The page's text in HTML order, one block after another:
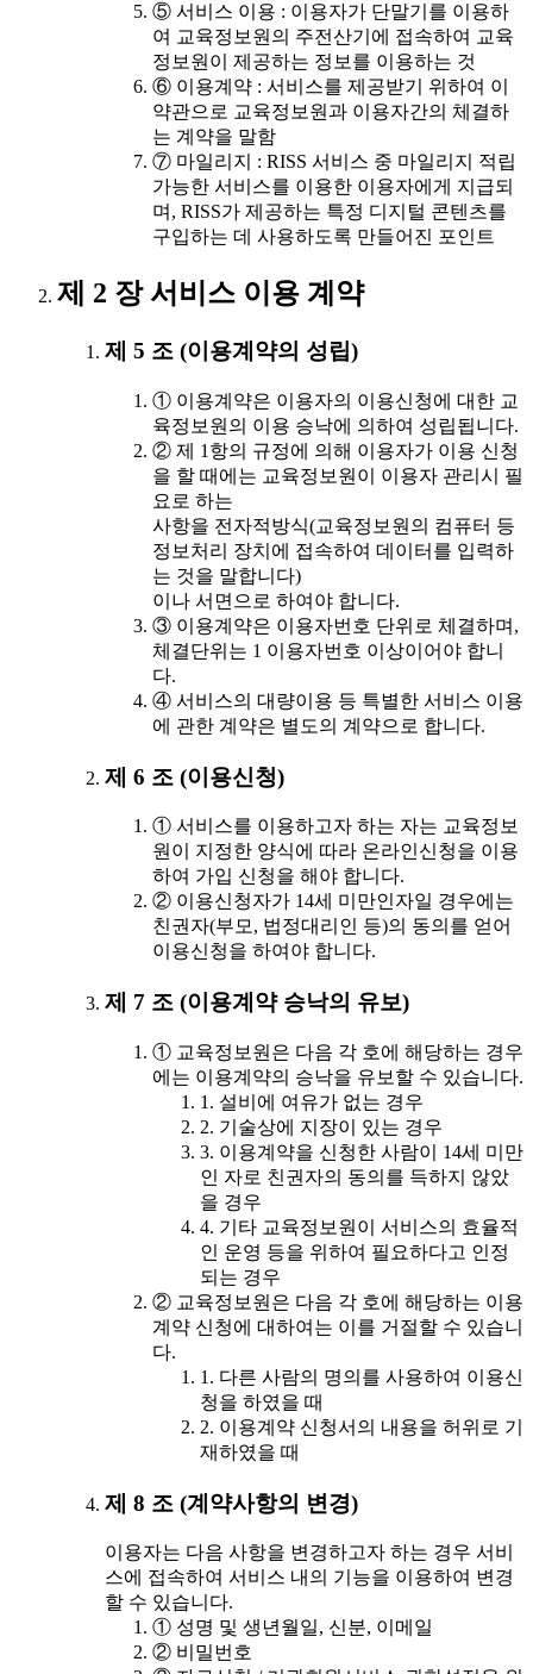
⑤ 서비스 이용 : 이용자가 단말기를 이용하
여 교육정보원의 주전산기에 접속하여 교육
정보원이 제공하는 정보를 이용하는 것
⑥ 이용계약 : 서비스를 제공받기 위하여 이
약관으로 교육정보원과 이용자간의 체결하
는 계약을 말함
⑦ 마일리지 : RISS 서비스 중 마일리지 적립
가능한 서비스를 이용한 이용자에게 지급되
며, RISS가 제공하는 특정 디지털 콘텐츠를
구입하는 데 사용하도록 만들어진 포인트
제 2 장 서비스 이용 계약
제 5 조 (이용계약의 성립)
① 이용계약은 이용자의 이용신청에 대한 교
육정보원의 이용 승낙에 의하여 성립됩니다.
② 제 1항의 규정에 의해 이용자가 이용 신청
을 할 때에는 교육정보원이 이용자 관리시 필
요로 하는
사항을 전자적방식(교육정보원의 컴퓨터 등
정보처리 장치에 접속하여 데이터를 입력하
는 것을 말합니다)
이나 서면으로 하여야 합니다.
③ 이용계약은 이용자번호 단위로 체결하며,
체결단위는 1 이용자번호 이상이어야 합니
다.
④ 서비스의 대량이용 등 특별한 서비스 이용
에 관한 계약은 별도의 계약으로 합니다.
제 6 조 (이용신청)
① 서비스를 이용하고자 하는 자는 교육정보
원이 지정한 양식에 따라 온라인신청을 이용
하여 가입 신청을 해야 합니다.
② 이용신청자가 14세 미만인자일 경우에는
친권자(부모, 법정대리인 등)의 동의를 얻어
이용신청을 하여야 합니다.
제 7 조 (이용계약 승낙의 유보)
① 교육정보원은 다음 각 호에 해당하는 경우
에는 이용계약의 승낙을 유보할 수 있습니다.
1. 설비에 여유가 없는 경우
2. 기술상에 지장이 있는 경우
3. 이용계약을 신청한 사람이 14세 미만
인 자로 친권자의 동의를 득하지 않았
을 경우
4. 기타 교육정보원이 서비스의 효율적
인 운영 등을 위하여 필요하다고 인정
되는 경우
② 교육정보원은 다음 각 호에 해당하는 이용
계약 신청에 대하여는 이를 거절할 수 있습니
다.
1. 다른 사람의 명의를 사용하여 이용신
청을 하였을 때
2. 이용계약 신청서의 내용을 허위로 기
재하였을 때
제 8 조 (계약사항의 변경)
이용자는 다음 사항을 변경하고자 하는 경우 서비
스에 접속하여 서비스 내의 기능을 이용하여 변경
할 수 있습니다.
① 성명 및 생년월일, 신분, 이메일
② 비밀번호